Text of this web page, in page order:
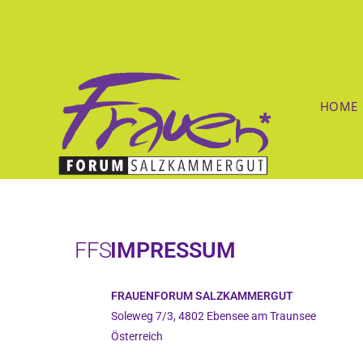
HOME
FFSIMPRESSUM
FRAUENFORUM SALZKAMMERGUT
Soleweg 7/3, 4802 Ebensee am Traunsee
Österreich